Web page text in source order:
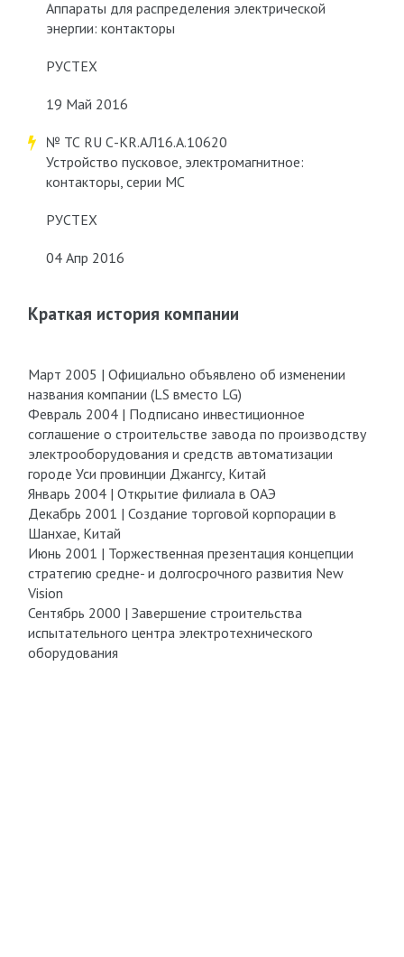
Аппараты для распределения электрической
энергии: контакторы
РУСТЕХ
19 Май 2016
№ ТС RU С-KR.АЛ16.А.10620
Устройство пусковое, электромагнитное:
контакторы, серии MC
РУСТЕХ
04 Апр 2016
Краткая история компании
Март 2005 | Официально объявлено об изменении
названия компании (LS вместо LG)
Февраль 2004 | Подписано инвестиционное
соглашение о строительстве завода по производству
электрооборудования и средств автоматизации
городе Уси провинции Джангсу, Китай
Январь 2004 | Открытие филиала в ОАЭ
Декабрь 2001 | Создание торговой корпорации в
Шанхае, Китай
Июнь 2001 | Торжественная презентация концепции
стратегию средне- и долгосрочного развития New
Vision
Сентябрь 2000 | Завершение строительства
испытательного центра электротехнического
оборудования